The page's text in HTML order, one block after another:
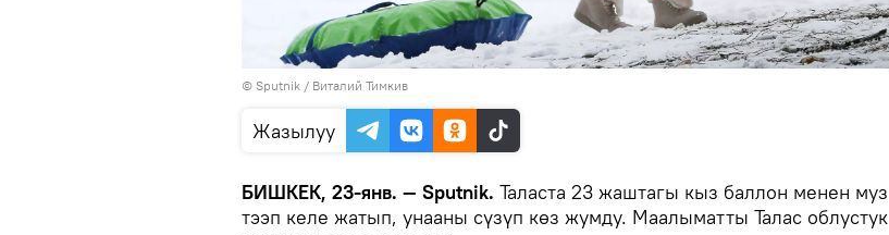
© Sputnik / Виталий Тимкив
Жазылуу
БИШКЕК, 23-янв. — Sputnik. Таласта 23 жаштагы кыз баллон менен муз
тээп келе жатып, унааны сүзүп көз жумду. Маалыматты Талас облустук